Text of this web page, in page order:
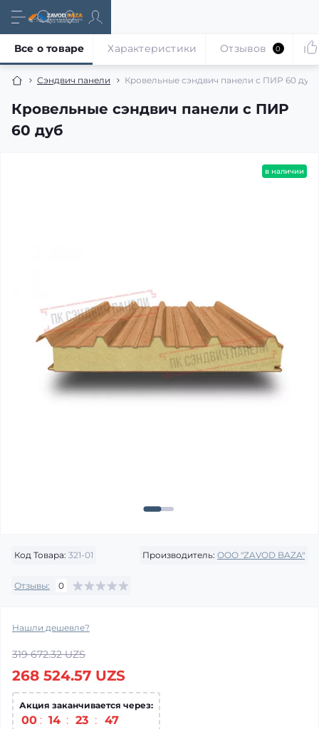
Сэндвич панели Кровельные сэндвич панели с ПИР 60 дуб
Кровельные сэндвич панели с ПИР
60 дуб
Все о товаре Характеристики Отзывов 0
в наличии
Код Товара: 321-01 Производитель: OOO "ZAVOD BAZA"
Отзывы: 0
Нашли дешевле?
319 672.32 UZS
268 524.57 UZS
Акция заканчивается через:
00 : 14 : 23 : 47